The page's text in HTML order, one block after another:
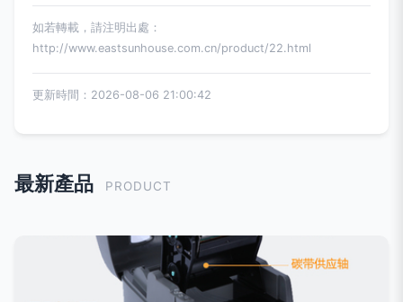
如若轉載，請注明出處：
http://www.eastsunhouse.com.cn/product/22.html
更新時間：2026-08-06 21:00:42
最新產品 PRODUCT